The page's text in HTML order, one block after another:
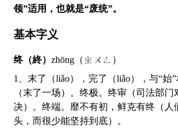
领”适用，也就是“废统”。
基本字义
终（終） zhōng（ㄓㄨㄥ）
1、末了（liǎo），完了（liǎo），与“始”相对：年终。终场
（末了一场）。终极。终审（司法部门
决）。终端。靡不有初，鲜克有终（人
头，而很少能坚持到底）。